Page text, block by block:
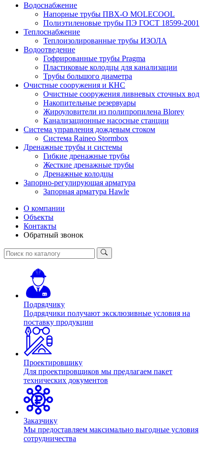
Водоснабжение
Напорные трубы ПВХ-О MOLECOOL
Полиэтиленовые трубы ПЭ ГОСТ 18599-2001
Теплоснабжение
Теплоизолированные трубы ИЗОЛА
Водоотведение
Гофрированные трубы Pragma
Пластиковые колодцы для канализации
Трубы большого диаметра
Очистные сооружения и КНС
Очистные сооружения ливневых сточных вод
Накопительные резервуары
Жироуловители из полипропилена Blorey
Канализационные насосные станции
Система управления дождевым стоком
Система Raineo Stormbox
Дренажные трубы и системы
Гибкие дренажные трубы
Жесткие дренажные трубы
Дренажные колодцы
Запорно-регулирующая арматура
Запорная арматура Hawle
О компании
Объекты
Контакты
Обратный звонок
Подрядчику
Подрядчики получают эксклюзивные условия на
поставку продукции
Проектировщику
Для проектировщиков мы предлагаем пакет
технических документов
Заказчику
Мы предоставляем максимально выгодные условия
сотрудничества